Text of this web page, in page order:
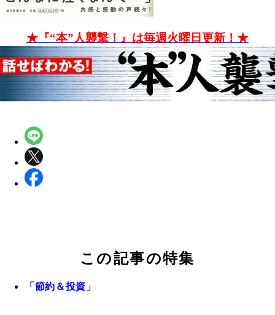
★『“本”人襲撃！』は毎週火曜日更新！★
この記事の特集
「節約＆投資」